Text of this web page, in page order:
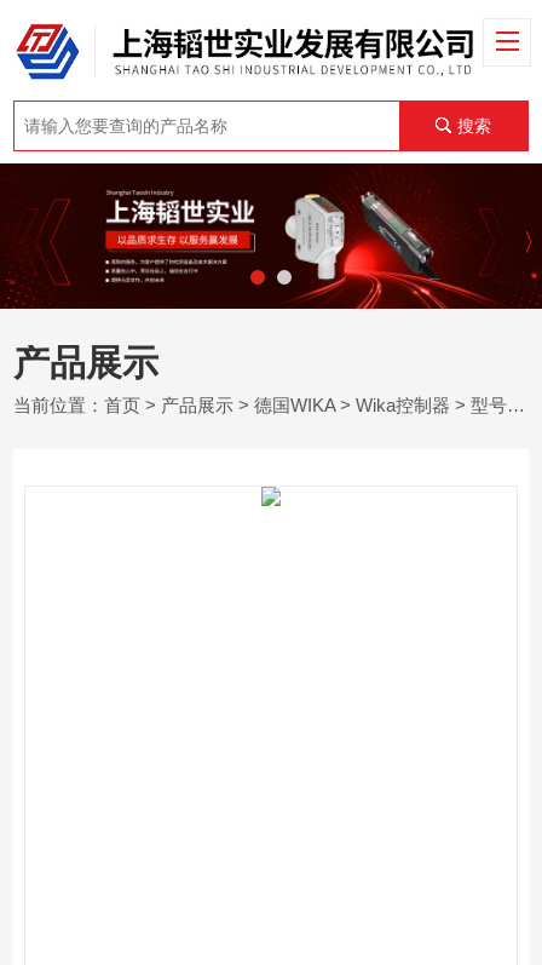
搜索
产品展示
当前位置：首页 > 产品展示 >德国WIKA>Wika控制器 > 型号 CPC6050德国WIKA威卡压力控制器